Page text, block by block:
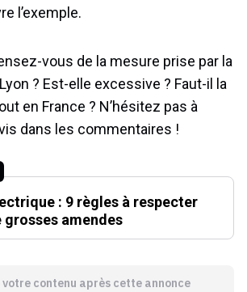
l’exemple.
vous de la mesure prise par la
? Est-elle excessive ? Faut-il la
en France ? N’hésitez pas à
dans les commentaires !
: 9 règles à respecter
amendes
votre contenu après cette annonce